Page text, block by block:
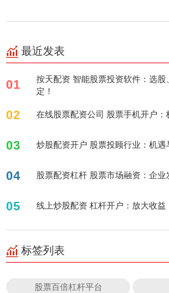
最近发表
01
按天配资 智能股票投资软件：选股、分析、交易，一站式搞
定！
02 在线股票配资公司 股票手机开户：
03 炒股配资开户 股票投顾行业：机遇
04 股票配资杠杆 股票市场融资：企
05 线上炒股配资 杠杆开户：放大收益
标签列表
股票百倍杠杆平台